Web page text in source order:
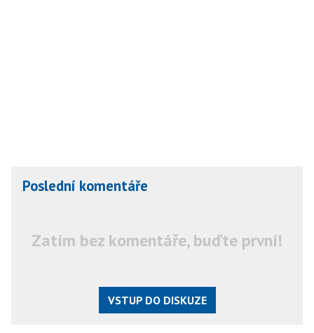
Poslední komentáře
Zatím bez komentáře, buďte první!
VSTUP DO DISKUZE